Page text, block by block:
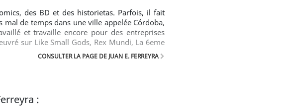
des BD et des historietas. Parfois, il fait
mal de temps dans une ville appelée Córdoba,
et travaille encore pour des entreprises
sur Like Small Gods, Rex Mundi, La 6eme
CONSULTER LA PAGE DE JUAN E. FERREYRA
: